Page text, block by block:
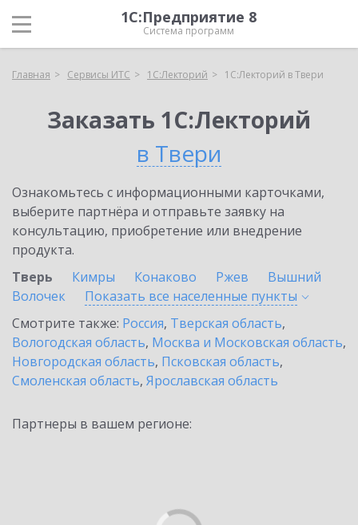
1С:Предприятие 8
Система программ
Главная Сервисы ИТС 1С:Лекторий 1С:Лекторий в Твери
Заказать 1С:Лекторий
в Твери
Ознакомьтесь с информационными карточками,
выберите партнёра и отправьте заявку на
консультацию, приобретение или внедрение
продукта.
Тверь
Кимры Конаково Ржев
Вышний
Волочек
Показать все населенные пункты
Смотрите также: Россия, Тверская область,
Вологодская область, Москва и Московская область,
Новгородская область, Псковская область,
Смоленская область, Ярославская область
Партнеры в вашем регионе: